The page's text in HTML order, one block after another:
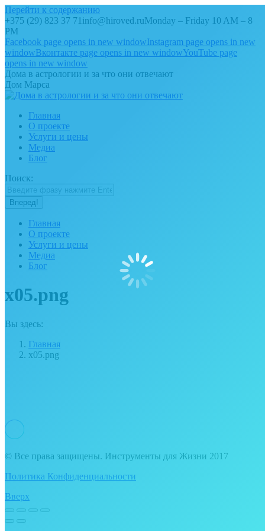
Перейти к содержанию
+375 (29) 823 37 71 info@hiroved.ruMonday – Friday 10 AM – 8
PM
Facebook page opens in new windowInstagram page opens in new
windowВконтакте page opens in new windowYouTube page
opens in new window
Дома в астрологии и за что они отвечают
Дом Марса
Главная
О проекте
Услуги и цены
Медиа
Блог
Поиск:
Главная
О проекте
Услуги и цены
Медиа
Блог
x05.png
Вы здесь:
Главная
x05.png
© Все права защищены. Инструменты для Жизни 2017
Политика Конфиденциальности
Вверх